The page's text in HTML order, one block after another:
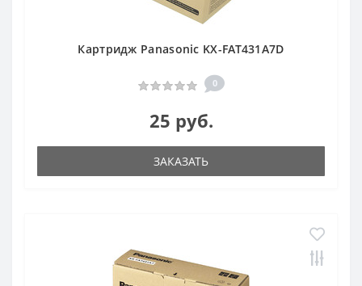
Картридж Panasonic KX-FAT431A7D
0
25 руб.
ЗАКАЗАТЬ